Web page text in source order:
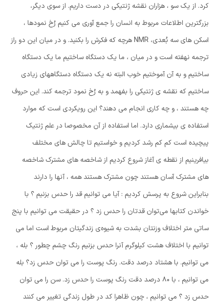
کرد. از یک سو ، هزاران نقشه ژنتیکی در دست داریم. از سوی دیگر،
بزرگترین اطلاعات مربوط به انسان را جمع آوری می کنیم رُخ نمودها ،
اسکن های سه بُعدی، NMR هرچه که فکرش را بکنید. و در میان این دو راز
ترجمه نهفته است و در میان ، ما یک دستگاه ساختیم ما یک دستگاه
ساختیم و به آن آموختیم خوب البته نه یک دستگاه دستگاههای زیادی
ساختیم که نقشه ی ژنتیکی را بفهمد و به رُخ نمود ترجمه کند. این حروف
چه هستند ، و چه کاری انجام می دهند؟ این رویکردی است که موارد
استفاده ی بیشماری دارد. اما استفاده از آن مخصوصا در علم ژنتیک
پیچیده است کم کم رشد کردیم و خواستیم تا چالش های مختلف
بیافرینیم از نقطه ی آغاز شروع کردیم از شاخصه های مشترک شاخصه
های مشترک آسان هستند چون مشترک هستند همه ، آنها را دارند
بنابراین شروع به پرسش کردیم : آیا می توانیم قد را حدس بزنیم ؟ با
خواندن کتابها می‌توان قدتان را حدس زد ؟ در حقیقت می توانیم با پنج
ساتی متر اختلاف وزنتان بشدت به شیوه‌ی زندگیتان مربوط است اما می
توانیم با اختلاف هشت کیلوگرم آنرا حدس بزنیم رنگ چشم چطور ؟ بله ،
می توانیم. با هشتاد درصد دقت. رنگ پوست را می توان حدس زد؟ بله
می توانیم ، با ۸۰ درصد دقت رنگ پوست را حدس زد. سن را می توان
حدس زد ؟ می توانیم ، چون ظاهرا کد در طول زندگی تغییر می کنند